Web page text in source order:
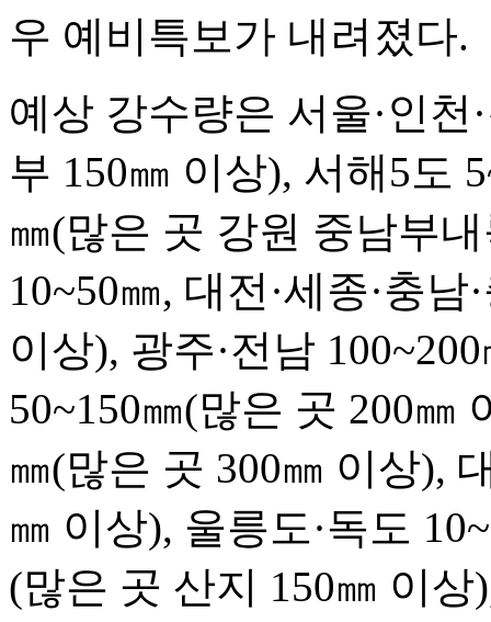
우 예비특보가 내려졌다.
예상 강수량은 서울·인천
부 150㎜ 이상), 서해5도
㎜(많은 곳 강원 중남부
10~50㎜, 대전·세종·충
이상), 광주·전남
50~150㎜(많은 곳 200㎜
㎜(많은 곳 300㎜ 이상),
㎜ 이상), 울릉도·독도
(많은 곳 산지 150㎜ 이